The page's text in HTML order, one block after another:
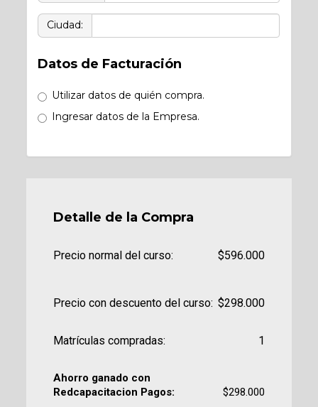
Ciudad:
Datos de Facturación
Utilizar datos de quién compra.
Ingresar datos de la Empresa.
Detalle de la Compra
Precio normal del curso: $596.000
Precio con descuento del curso: $298.000
Matrículas compradas: 1
Ahorro ganado con
Redcapacitacion Pagos:
$298.000